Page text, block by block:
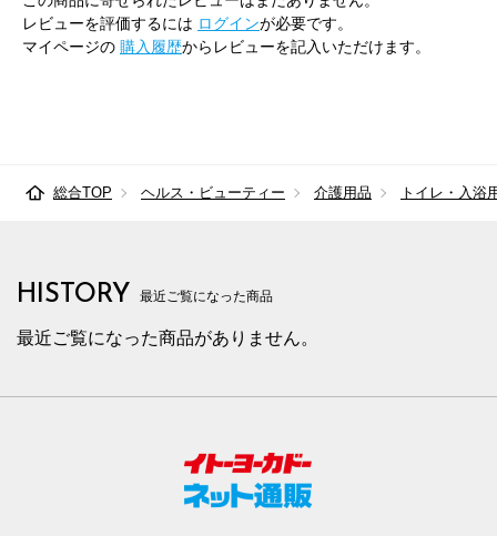
レビューを評価するには ログインが必要です。
マイページの 購入履歴からレビューを記入いただけます。
総合TOP ヘルス・ビューティー 介護用品 トイレ・入浴
HISTORY 最近ご覧になった商品
最近ご覧になった商品がありません。